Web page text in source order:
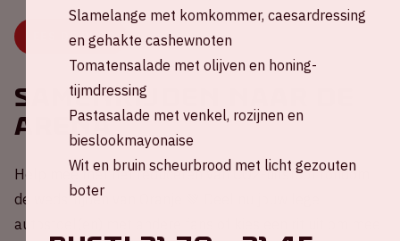
LEES DE BLOG
Samenrijden naar de
ArenA
Help mee met het reduceren van CO2-uitstoot rondom
de wedstrijden van Oranje 💚 Deel nu jouw lege
autostoel(en) met andere fans of kies een rit uit om mee
Slamelange met komkommer, caesardressing
en gehakte cashewnoten
Tomatensalade met olijven en honing-
tijmdressing
Pastasalade met venkel, rozijnen en
bieslookmayonaise
Wit en bruin scheurbrood met licht gezouten
boter